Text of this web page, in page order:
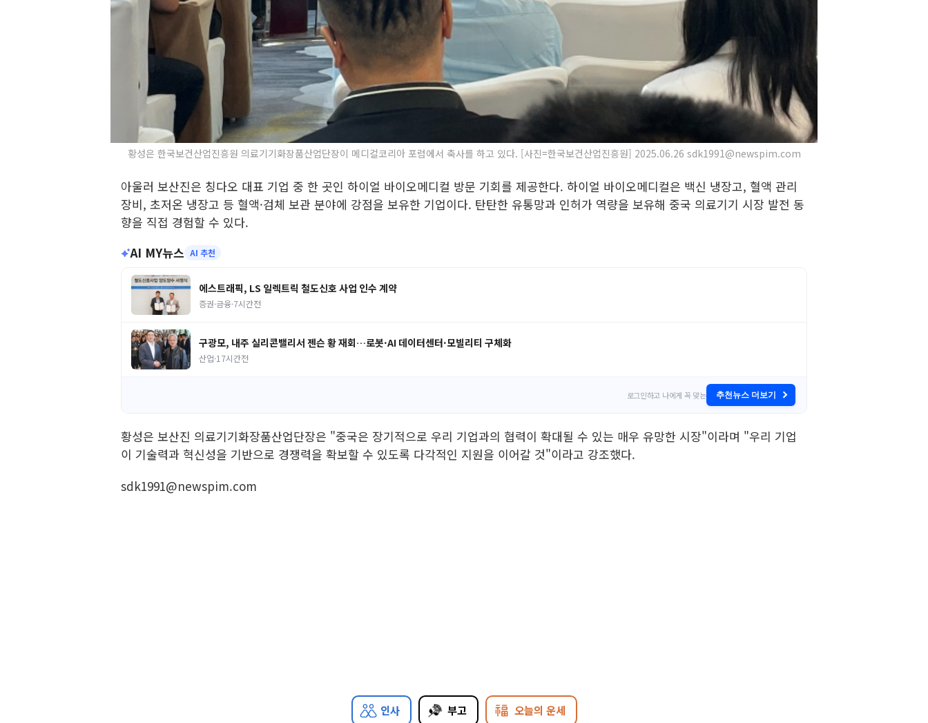
황성은 한국보건산업진흥원 의료기기화장품산업단장이 메디컬코리아 포럼에서 축사를 하고 있다. [사진=한국보건산업진흥원] 2025.06.26 sdk1991@newspim.com
아울러 보산진은 칭다오 대표 기업 중 한 곳인 하이얼 바이오메디컬 방문 기회를 제공한다. 하이얼 바이오메디컬은 백신 냉장고, 혈액 관리
장비, 초저온 냉장고 등 혈액·검체 보관 분야에 강점을 보유한 기업이다. 탄탄한 유통망과 인허가 역량을 보유해 중국 의료기기 시장 발전 동
향을 직접 경험할 수 있다.
AI MY뉴스 AI 추천
에스트래픽, LS 일렉트릭 철도신호 사업 인수 계약
증권·금융·7시간전
구광모, 내주 실리콘밸리서 젠슨 황 재회…로봇·AI 데이터센터·모빌리티 구체화
산업·17시간전
로그인하고 나에게 꼭 맞는 추천뉴스 더보기
황성은 보산진 의료기기화장품산업단장은 "중국은 장기적으로 우리 기업과의 협력이 확대될 수 있는 매우 유망한 시장"이라며 "우리 기업
이 기술력과 혁신성을 기반으로 경쟁력을 확보할 수 있도록 다각적인 지원을 이어갈 것"이라고 강조했다.
sdk1991@newspim.com
인사 부고 오늘의 운세